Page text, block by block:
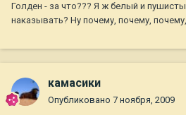
Голден - за что??? Я ж белый и
наказывать? Ну почему, почему,
камасики
Опубликовано 7 ноября, 2009